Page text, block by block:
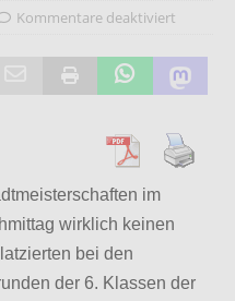
Kommentare deaktiviert
im
wirklich keinen
bei den
der 6. Klassen der